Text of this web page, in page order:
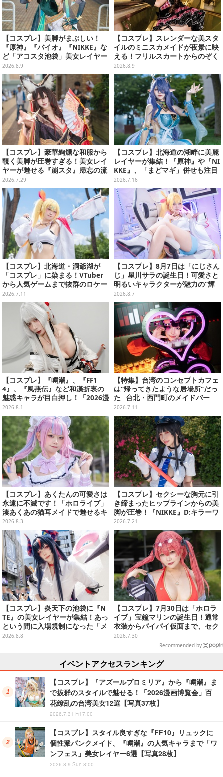
【コスプレ】美脚がまぶしい！
『原神』『バイオ』『NIKKE』な
ど「アコスタ池袋」美女レイヤー
まとめ
2026.8.9
【コスプレ】スレンダーな美スタ
イルのミニスカメイドが夜景に映
える！フリルスカートからのぞく
美太ももが眩しい台湾ガール【写
真10枚】
2026.8.9
【コスプレ】豪華絢爛な和服から
覗く美脚が圧巻すぎる！美女レイ
ヤーが魅せる『崩スタ』帰忘の流
離人の優美な瞳に吸い込まれそう
【写真9枚】
2026.7.29
【コスプレ】北海道の湖畔に美麗
レイヤーが集結！『原神』や『NI
KKE』、「まどマギ」併せも注目
の美女たち11選【写真51枚】
2026.7.16
【コスプレ】北海道・洞爺湖が
「コスプレ」に染まる！VTuber
から人気ゲームまで抜群のロケー
ションも必見な美女レイヤー10選
【写真45枚】
2026.7.11
【コスプレ】8月7日は「にじさん
じ」星川サラの誕生日！可愛さと
明るいキャラクターが魅力の“輝
く一番星”な美女レイヤーまとめ
【写真40枚】
2026.8.7
【コスプレ】『鳴潮』、『FF1
4』、『風燕伝』など和漢折衷の
魅惑キャラが目白押し！「2026漫
画博覧会」美麗レイヤー13選【写
真39枚】
2026.8.1
【特集】台湾のコンセプトカフェ
は“帰ってきたような居場所”だっ
た─台北・西門町のメイドバー
「慾魔」で知った異国の温かさと
魅惑の小悪魔たち【写真29枚】
2026.7.11
【コスプレ】あくたんの可愛さは
永遠に不滅です！「ホロライブ」
湊あくあの猫耳メイドで魅せるキ
ュートなポーズと美脚が眩しい
【写真9枚】
2026.8.3
【コスプレ】セクシーな胸元に引
き締まったヒップラインからの美
脚が圧巻！『NIKKE』D:キラーワ
イフの美女レイヤーが本物すぎた
【写真8枚】
2026.7.21
【コスプレ】炎天下の池袋に『N
TE』の美女レイヤーが集結！あっ
という間に入場規制になった「メ
ェメェ村の大冒険」をレポート
2026.8.8
【コスプレ】7月30日は「ホロラ
イブ」宝鐘マリンの誕生日！通常
衣装からパイパイ仮面まで、セク
シーで可愛い美女レイヤーまとめ
2026.7.30
Recommended by
イベントアクセスランキング
【コスプレ】『アズールプロミリア』から『鳴潮』ま
で抜群のスタイルで魅せる！「2026漫画博覧会」百
花繚乱の台湾美女12選【写真37枚】
2026.7.31 Fri 7:00
【コスプレ】スタイル良すぎな『FF10』リュックに
個性派パンクメイド、『鳴潮』の人気キャラまで「ワ
ンフェス」美女レイヤー6選【写真28枚】
2026.8.9 Sun 8:00